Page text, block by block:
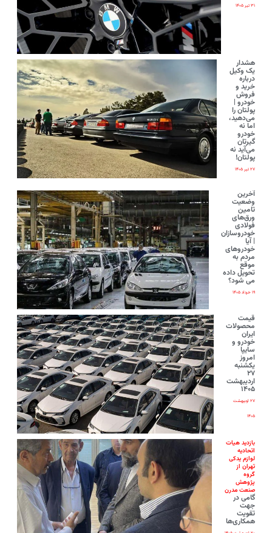
۳۱ تیر ۱۴۰۵
هشدار
یک وکیل
درباره
خرید و
فروش
خودرو |
پولتان را
می‌دهید،
اما نه
خودرو
گیرتان
می‌آید نه
پولتان!
۲۷ تیر ۱۴۰۵
آخرین
وضعیت
تامین
ورق‌های
فولادی
خودروسازان
| آیا
خودروهای
مردم به
موقع
تحویل داده
می شود؟
۱۹ خرداد ۱۴۰۵
قیمت
محصولات
ایران‌
خودرو و
سایپا
امروز
یکشنبه
۲۷
اردیبهشت
۱۴۰۵
۲۷ اردیبهشت
۱۴۰۵
بازدید هیات
اتحادیه
لوازم یدکی
تهران از
گروه
پژوهش
صنعت مدرن
گامی در
جهت
تقویت
همکاری‌ها